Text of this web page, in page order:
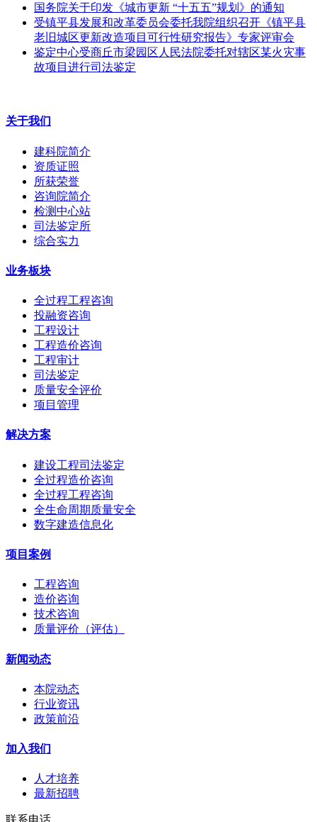
国务院关于印发《城市更新 “十五五”规划》的通知
受镇平县发展和改革委员会委托我院组织召开《镇平县
老旧城区更新改造项目可行性研究报告》专家评审会
鉴定中心受商丘市梁园区人民法院委托对辖区某火灾事
故项目进行司法鉴定
关于我们
建科院简介
资质证照
所获荣誉
咨询院简介
检测中心站
司法鉴定所
综合实力
业务板块
全过程工程咨询
投融资咨询
工程设计
工程造价咨询
工程审计
司法鉴定
质量安全评价
项目管理
解决方案
建设工程司法鉴定
全过程造价咨询
全过程工程咨询
全生命周期质量安全
数字建造信息化
项目案例
工程咨询
造价咨询
技术咨询
质量评价（评估）
新闻动态
本院动态
行业资讯
政策前沿
加入我们
人才培养
最新招聘